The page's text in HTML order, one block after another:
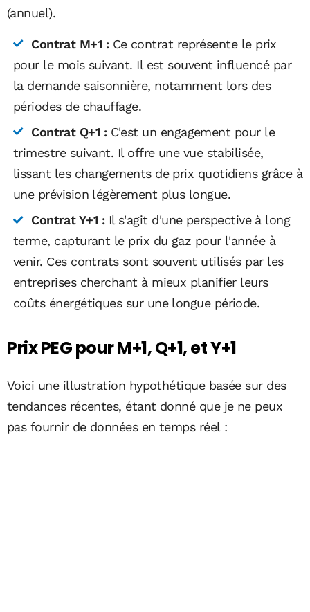
(annuel).
Contrat M+1 :Ce contrat représente le prix
pour le mois suivant. Il est souvent influencé par
la demande saisonnière, notamment lors des
périodes de chauffage.
Contrat Q+1 :C'est un engagement pour le
trimestre suivant. Il offre une vue stabilisée,
lissant les changements de prix quotidiens grâce à
une prévision légèrement plus longue.
Contrat Y+1 :Il s'agit d'une perspective à long
terme, capturant le prix du gaz pour l'année à
venir. Ces contrats sont souvent utilisés par les
entreprises cherchant à mieux planifier leurs
coûts énergétiques sur une longue période.
Prix PEG pour M+1, Q+1, et Y+1
Voici une illustration hypothétique basée sur des
tendances récentes, étant donné que je ne peux
pas fournir de données en temps réel :